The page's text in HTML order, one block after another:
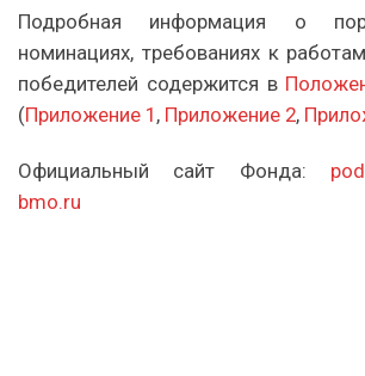
Подробная информация о
номинациях, требованиях к
победителей содержится в
(Приложение 1 , Приложение 2,
Официальный сайт Фонда:
bmo.ru